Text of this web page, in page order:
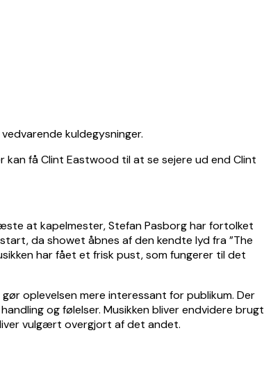
kuldegysninger.
kan få Clint Eastwood til at se sejere ud end Clint
at kapelmester, Stefan Pasborg har fortolket
da showet åbnes af den kendte lyd fra ”The
har fået et frisk pust, som fungerer til det
oplevelsen mere interessant for publikum. Der
og følelser. Musikken bliver endvidere brugt
vulgært overgjort af det andet.